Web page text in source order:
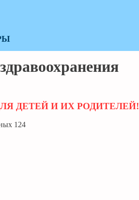
ДЕТЕЙ И ИХ РОДИТЕЛЕЙ!
124